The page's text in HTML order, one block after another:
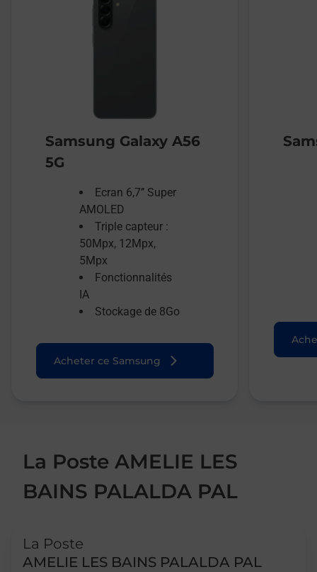
Samsung Galaxy A56
5G
Ecran 6,7’’ Super
AMOLED
Triple capteur :
50Mpx, 12Mpx,
5Mpx
Fonctionnalités
IA
Stockage de 8Go
Acheter ce Samsung
La Poste AMELIE LES
BAINS PALALDA PAL
La Poste
AMELIE LES BAINS PALALDA PAL